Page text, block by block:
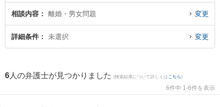
解決の実績豊富な近くの弁護士を検索したい』『初回相談無料で離婚・男女問
題を法律相談できる佐世保市内の弁護士に相談予約したい』などでお困りの相
談者さんにおすすめです。
相談内容 離婚・男女問題 変更
詳細条件 未選択 変更
6 人の弁護士が見つかりました (検索結果について詳しくは こちら)
6件中 1-6件を表示